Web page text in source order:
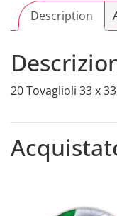
Celeste
quantity
Description
20 Tovaglioli 33 x